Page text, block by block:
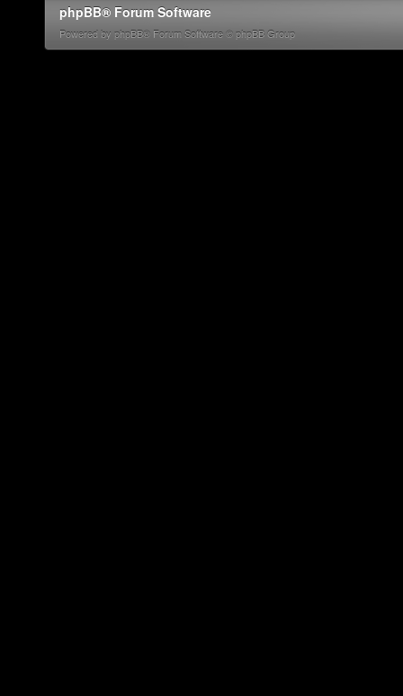
phpBB® Forum Software
Powered by phpBB® Forum Software © phpBB Group